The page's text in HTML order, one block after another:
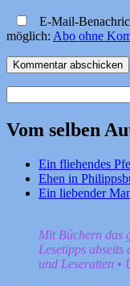
E-Mail-
möglich: Abo ohne
nach:
Vom selben
Ein fliehendes
Ehen in
Ein liebender
Mit Büchern das
Lesetipps
und Leseratten